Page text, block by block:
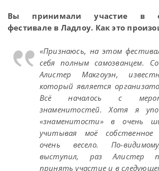
Вы принимали участие в
фестивале в Ладлоу. Как это
«Признаюсь, на этом
себя полным самозванцем.
Алистер Макгоуэн,
который является
Всё началось с
знаменитостей. Хотя я
«знаменитости» в очень
учитывая моё
очень весело. По-
выступил, раз Алистер
принять участие и в